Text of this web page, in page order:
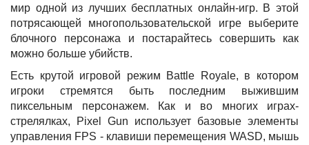
мир одной из лучших бесплатных онлайн-игр. В этой
потрясающей многопользовательской игре выберите
блочного персонажа и постарайтесь совершить как
можно больше убийств.
Есть крутой игровой режим Battle Royale, в котором
игроки стремятся быть последним выжившим
пиксельным персонажем. Как и во многих играх-
стрелялках, Pixel Gun использует базовые элементы
управления FPS - клавиши перемещения WASD, мышь